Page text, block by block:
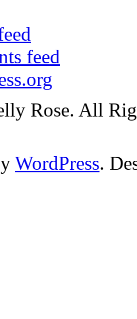
feed
Rose. All
WordPress.